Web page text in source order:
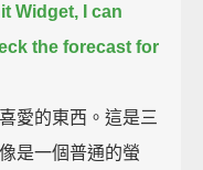
Widget, I can
the forecast for
愛的東西。這是三
是一個普通的螢